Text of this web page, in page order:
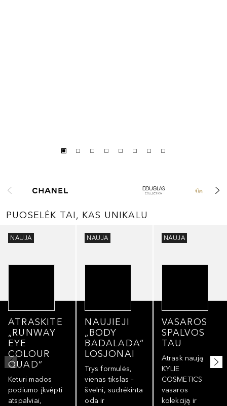
PUOSELĖK TAI, KAS UNIKALU
NAUJA
ATRASKITE
„RUNWAY
EYE
COLOUR
QUAD“
Keturi mados
podiumo įkvėpti
atspalviai,
NAUJA
NAUJIEJI
„BODY
BADALADA“
LOSJONAI
Trys formulės,
vienas tikslas –
švelni, sudrėkinta
oda ir
NAUJA
VASAROS
SPALVOS
TAU
Atrask naują
KYLIE
COSMETICS
vasaros
kolekciją ir